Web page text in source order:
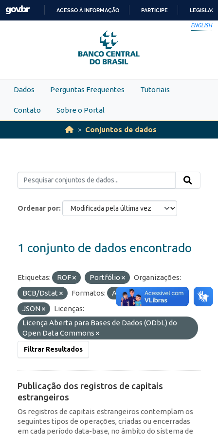
Skip to main content
PARA
O
CONTEÚDO
ACESSO À INFORMAÇÃO PARTICIPE
ENGLISH
Dados Perguntas Frequentes Tutoriais
Contato Sobre o Portal
Conjuntos de dados
Ordenar por
1 conjunto de dados encontrado
Etiquetas: ROF Portfólio
Organizações:
BCB/Dstat
Formatos: API
OData
JSON
Licenças:
Licença Aberta para Bases de Dados (ODbL) do
Open Data Commons
Filtrar Resultados
Publicação dos registros de capitais
estrangeiros
Os registros de capitais estrangeiros contemplam os
seguintes tipos de operações, criadas ou encerradas
em cada período data-base, no âmbito do sistema de